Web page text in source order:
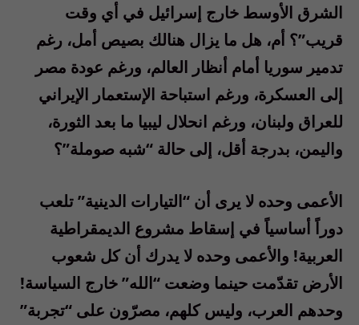
الشرق الأوسط خارج إسرائيل في أي وقت
قريب”؟ أم، هل ما يزال هنالك بصيص أمل، رغم
تدمير سوريا أمام أنظار العالم، ورغم عودة مصر
إلى العسكرة، ورغم استباحة الإستعمار الإيراني
للعراق ولبنان، ورغم انحلال ليبيا ما بعد الثورة،
واليمن، بدرجة أقل، إلى حالة “شبه صوملة”؟
الأعمى وحده لا يرى أن “التيارات الدينية” تلعب
دوراً أساسياً في إسقاط مشروع الديمقراطية
العربية! والأعمى وحده لا يدرك أن كل شعوب
الأرض تقدّمت حينما وضعت “الله” خارج السياسة!
وحدهم العرب، وليس كلهم، مصرّون على “تجربة”